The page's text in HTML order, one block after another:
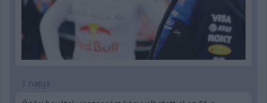
1 napja